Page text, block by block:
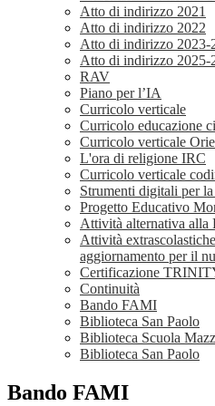
Atto di indirizzo 2021
Atto di indirizzo 2022
Atto di indirizzo 2023-
Atto di indirizzo 2025-
RAV
Piano per l’IA
Curricolo verticale
Curricolo educazione
Curricolo verticale
L'ora di religione IRC
Curricolo verticale
Strumenti digitali per
Progetto Educativo
Attività alternativa alla
Attività
aggiornamento per il
Certificazione
Continuità
Bando FAMI
Biblioteca San Paolo
Biblioteca Scuola
Biblioteca San Paolo
Bando FAMI